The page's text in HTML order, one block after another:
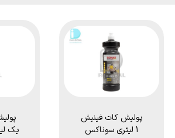
پولیش کات فینیش